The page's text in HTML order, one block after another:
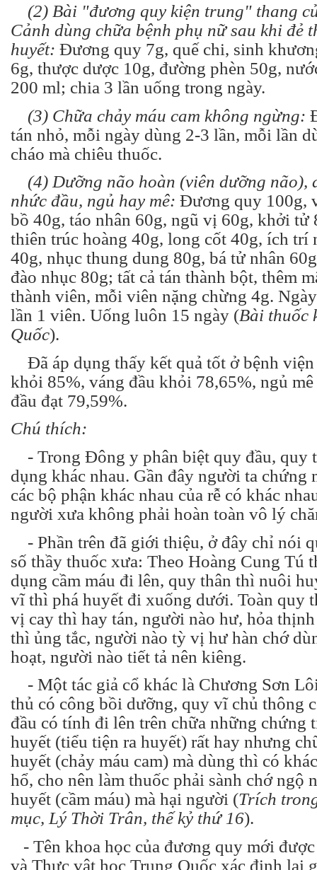
(2) Bài "đương quy kiện trung" thang
Cảnh dùng chữa bệnh phụ nữ sau khi đẻ
huyết: Đương quy 7g, quế chi, sinh
6g, thược dược 10g, đường phèn 50g,
200 ml; chia 3 lần uống trong ngày.
(3) Chữa chảy máu cam không ngừng:
tán nhỏ, mỗi ngày dùng 2-3 lần, mỗi lần
cháo mà chiêu thuốc.
(4) Dưỡng não hoàn (viên dưỡng não),
nhức đầu, ngủ hay mê: Đương quy 100g,
bồ 40g, táo nhân 60g, ngũ vị 60g, khởi tử
thiên trúc hoàng 40g, long cốt 40g, ích trí
40g, nhục thung dung 80g, bá tử nhân
đào nhục 80g; tất cả tán thành bột, thêm
thành viên, mỗi viên nặng chừng 4g.
lần 1 viên. Uống luôn 15 ngày (Bài thuốc
Quốc).
Đã áp dụng thấy kết quả tốt ở bệnh
khỏi 85%, váng đầu khỏi 78,65%, ngủ
đầu đạt 79,59%.
Chú thích:
- Trong Đông y phân biệt quy đầu, quy
dụng khác nhau. Gần đây người ta chứng
các bộ phận khác nhau của rễ có khác
người xưa không phải hoàn toàn vô lý
- Phần trên đã giới thiệu, ở đây chỉ nói
số thầy thuốc xưa: Theo Hoàng Cung Tú
dụng cầm máu đi lên, quy thân thì nuôi
vĩ thì phá huyết đi xuống dưới. Toàn quy
vị cay thì hay tán, người nào hư, hỏa
thì ủng tắc, người nào tỳ vị hư hàn chớ
hoạt, người nào tiết tả nên kiêng.
- Một tác giả cổ khác là Chương Sơn
thủ có công bồi dưỡng, quy vĩ chủ thông
đầu có tính đi lên trên chữa những chứng
huyết (tiểu tiện ra huyết) rất hay nhưng
huyết (chảy máu cam) mà dùng thì có
hổ, cho nên làm thuốc phải sành chớ ngộ
huyết (cầm máu) mà hại người (Trích
mục, Lý Thời Trân, thế kỷ thứ 16).
- Tên khoa học của đương quy mới
và Thực vật học Trung Quốc xác định lại